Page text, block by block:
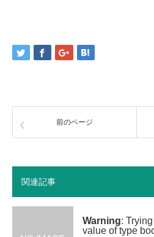
前のページ
関連記事
Warning:
value of type